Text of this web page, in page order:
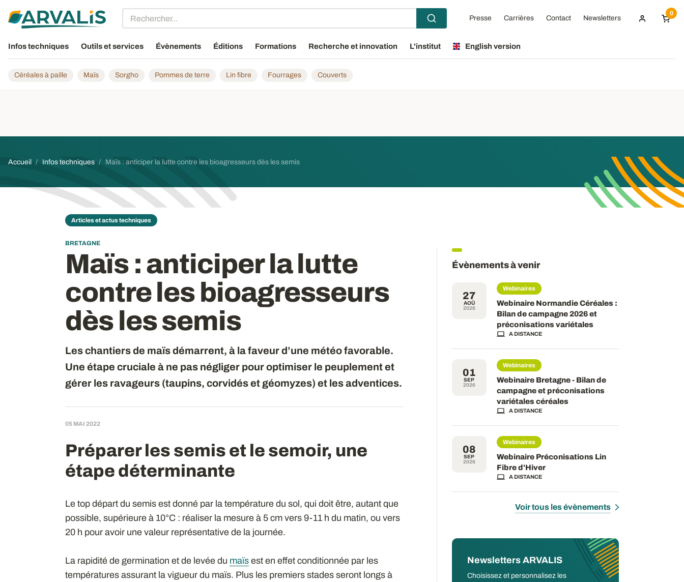
Presse Carrières Contact Newsletters
0
Infos techniques Outils et services Évènements Éditions Formations Recherche et innovation L'institut English version
Céréales à paille Maïs Sorgho Pommes de terre Lin fibre Fourrages Couverts
Fil d'Ariane
Accueil Infos techniques Maïs : anticiper la lutte contre les bioagresseurs dès les semis
Articles et actus techniques
BRETAGNE
Maïs : anticiper la lutte
contre les bioagresseurs
dès les semis
Les chantiers de maïs démarrent, à la faveur d’une météo favorable.
Une étape cruciale à ne pas négliger pour optimiser le peuplement et
gérer les ravageurs (taupins, corvidés et géomyzes) et les adventices.
05 MAI 2022
Préparer les semis et le semoir, une
étape déterminante
Le top départ du semis est donné par la température du sol, qui doit être, autant que
possible, supérieure à 10°C : réaliser la mesure à 5 cm vers 9-11 h du matin, ou vers
20 h pour avoir une valeur représentative de la journée.
La rapidité de germination et de levée du maïsest en effet conditionnée par les
températures assurant la vigueur du maïs. Plus les premiers stades seront longs à
Évènements à venir
27
AOÛ
2026
Webinaires
Webinaire Normandie Céréales :
Bilan de campagne 2026 et
préconisations variétales
A DISTANCE
01
SEP
2026
Webinaires
Webinaire Bretagne - Bilan de
campagne et préconisations
variétales céréales
A DISTANCE
08
SEP
2026
Webinaires
Webinaire Préconisations Lin
Fibre d'Hiver
A DISTANCE
Voir tous les évènements
Newsletters ARVALIS
Choisissez et personnalisez les